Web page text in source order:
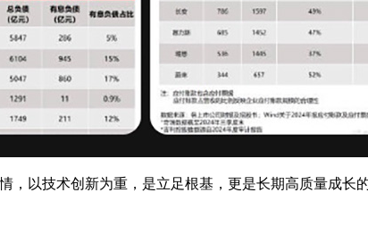
以技术创新为重，是立足根基，更是长期高质量成长的